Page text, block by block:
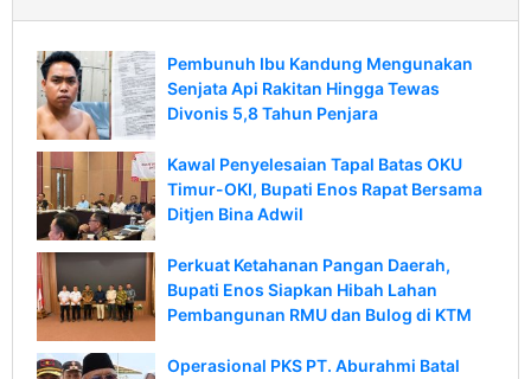
Pembunuh Ibu Kandung Mengunakan
Senjata Api Rakitan Hingga Tewas
Divonis 5,8 Tahun Penjara
Kawal Penyelesaian Tapal Batas OKU
Timur-OKI, Bupati Enos Rapat Bersama
Ditjen Bina Adwil
Perkuat Ketahanan Pangan Daerah,
Bupati Enos Siapkan Hibah Lahan
Pembangunan RMU dan Bulog di KTM
Operasional PKS PT. Aburahmi Batal